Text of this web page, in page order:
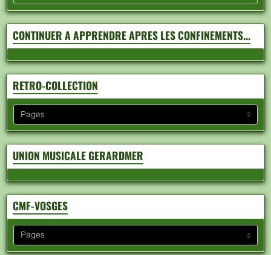
CONTINUER A APPRENDRE APRES LES CONFINEMENTS...
RETRO-COLLECTION
UNION MUSICALE GERARDMER
CMF-VOSGES